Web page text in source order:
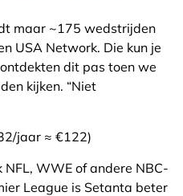
maar ~175 wedstrijden
USA Network. Die kun je
dit pas toen we
kijken. “Niet
jaar ≈ €122)
WWE of andere NBC-
League is Setanta beter